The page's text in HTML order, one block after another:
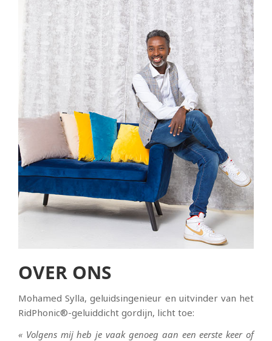
OVER ONS
Mohamed Sylla, geluidsingenieur en uitvinder van het
RidPhonic®-geluiddicht gordijn, licht toe:
« Volgens mij heb je vaak genoeg aan een eerste keer of